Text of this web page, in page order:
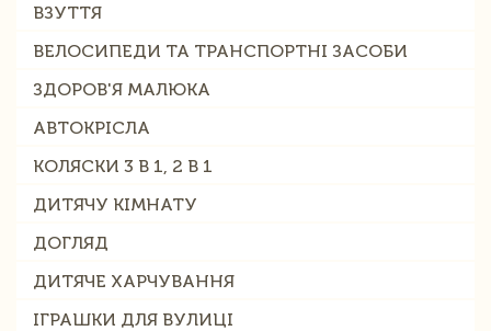
ВЗУТТЯ
ВЕЛОСИПЕДИ ТА ТРАНСПОРТНІ ЗАСОБИ
ЗДОРОВ'Я МАЛЮКА
АВТОКРІСЛА
КОЛЯСКИ 3 В 1, 2 В 1
ДИТЯЧУ КІМНАТУ
ДОГЛЯД
ДИТЯЧЕ ХАРЧУВАННЯ
ІГРАШКИ ДЛЯ ВУЛИЦІ